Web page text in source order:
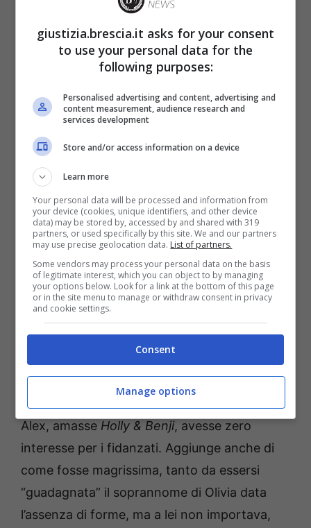
Melissa Satta, si confessa a One More Time
Casadei fa una domanda alla Satta,
chiedendole se si sente felice dell’essere nata
un maschio“, e continua, “
essere stata convinta fino ai 15 anni di
essere un maschio“. Per i più curiosi, Melissa
spiega: “Mi piaceva fare le cose da maschio,
mi vestivo da maschio. A un certo punto mi
sono tagliata i capelli corti. Io volevo stare
con la tuta, le ginocchia rotte e a giocare a
calcio. A piedi scalzi, arrampicarmi sulle
rocce“.
Racconta anche di come volesse chiamarsi
Alex, amasse Holly & Benji, avesse zero
interesse per i fidanzati. Aggiunge anche di
come fosse magrissima, tanto da essersi
“guadagnata” il soprannome di Olivia data
l’assenza di forme, ma a lei non importava,
giustizia.brescia.it asks for your consent
to use your personal data for the
following purposes:
Personalised advertising and content, advertising and
content measurement, audience research and
services development
Store and/or access information on a device
Learn more
Your personal data will be processed and information from
your device (cookies, unique identifiers, and other device
data) may be stored by, accessed by and shared with 319
partners, or used specifically by this site. We and our partners
may use precise geolocation data. List of partners.
Some vendors may process your personal data on the basis
of legitimate interest, which you can object to by managing
your options below. Look for a link at the bottom of this page
or in the site menu to manage or withdraw consent in privacy
and cookie settings.
Consent
Manage options